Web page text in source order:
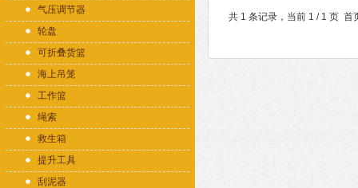
气压调节器
轮盘
可折叠货篮
海上吊笼
工作篮
绳索
救生箱
提升工具
刮泥器
共 1 条记录，当前 1 / 1 页